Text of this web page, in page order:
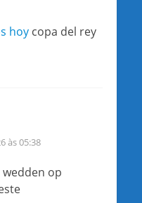
hoycopa del rey
às 05:38
op